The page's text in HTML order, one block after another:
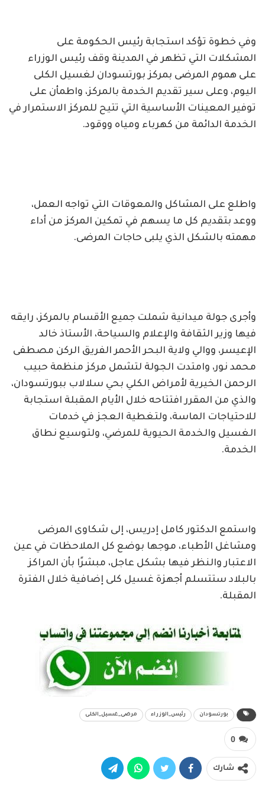
وفي خطوة تؤكد استجابة رئيس الحكومة على
المشكلات التي تظهر في المدينة وقف رئيس الوزراء
على هموم المرضى بمركز بورتسودان لغسيل الكلى
اليوم، وعلى سير تقديم الخدمة بالمركز، واطمأن على
توفير المعينات الأساسية التي تتيح للمركز الاستمرار في
الخدمة الدائمة من كهرباء ومياه ووقود.
واطلع على المشاكل والمعوقات التي تواجه العمل،
ووعد بتقديم كل ما يسهم في تمكين المركز من أداء
مهمته بالشكل الذي يلبى حاجات المرضى.
وأجرى جولة ميدانية شملت جميع الأقسام بالمركز، رايقه
فيها وزير الثقافة والإعلام والسياحة، الأستاذ خالد
الإعيسر، ووالي ولاية البحر الأحمر الفريق الركن مصطفى
محمد نور، وامتدت الجولة لتشمل مركز منظمة حبيب
الرحمن الخيرية لأمراض الكلي بحي سلالاب ببورتسودان،
والذي من المقرر افتتاحه خلال الأيام المقبلة استجابة
للاحتياجات الماسة، ولتغطية العجز في خدمات
الغسيل والخدمة الحيوية للمرضي، ولتوسيع نطاق
الخدمة.
واستمع الدكتور كامل إدريس، إلى شكاوى المرضى
ومشاغل الأطباء، موجها بوضع كل الملاحظات في عين
الاعتبار والنظر فيها بشكل عاجل، مبشرًا بأن المراكز
بالبلاد ستتسلم أجهزة غسيل كلى إضافية خلال الفترة
المقبلة.
بورتسودان رئيس_الوزراء مرضى_غسيل_الكلى
0
شارك